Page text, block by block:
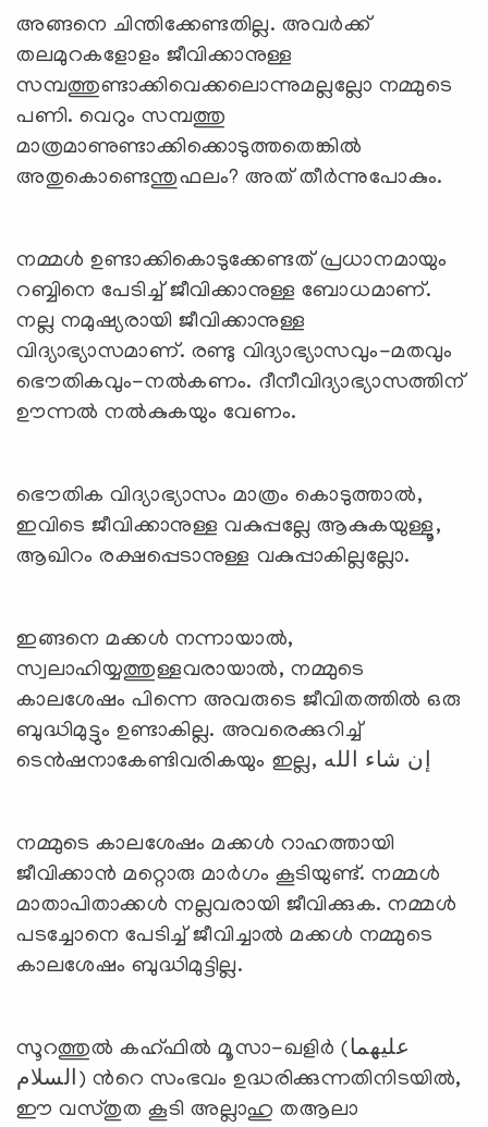
അങ്ങനെ ചിന്തിക്കേണ്ടതില്ല. അവര്‍ക്ക്
തലമുറകളോളം ജീവിക്കാനുള്ള
സമ്പത്തുണ്ടാക്കിവെക്കലൊന്നുമല്ലല്ലോ നമ്മുടെ
പണി. വെറും സമ്പത്തു
മാത്രമാണുണ്ടാക്കിക്കൊടുത്തതെങ്കില്‍
അതുകൊണ്ടെന്തുഫലം? അത് തീര്‍ന്നുപോകും.
നമ്മള്‍ ഉണ്ടാക്കികൊടുക്കേണ്ടത് പ്രധാനമായും
റബ്ബിനെ പേടിച്ച് ജീവിക്കാനുള്ള ബോധമാണ്.
നല്ല നമുഷ്യരായി ജീവിക്കാനുള്ള
വിദ്യാഭ്യാസമാണ്. രണ്ടു വിദ്യാഭ്യാസവും-മതവും
ഭൌതികവും-നല്‍കണം. ദീനീവിദ്യാഭ്യാസത്തിന്
ഊന്നല്‍ നല്‍കുകയും വേണം.
ഭൌതിക വിദ്യാഭ്യാസം മാത്രം കൊടുത്താല്‍,
ഇവിടെ ജീവിക്കാനുള്ള വകുപ്പല്ലേ ആകുകയുള്ളൂ,
ആഖിറം രക്ഷപ്പെടാനുള്ള വകുപ്പാകില്ലല്ലോ.
ഇങ്ങനെ മക്കള്‍ നന്നായാല്‍,
സ്വലാഹിയ്യത്തുള്ളവരായാല്‍, നമ്മുടെ
കാലശേഷം പിന്നെ അവരുടെ ജീവിതത്തില്‍ ഒരു
ബുദ്ധിമുട്ടും ഉണ്ടാകില്ല. അവരെക്കുറിച്ച്
ടെന്‍ഷനാകേണ്ടിവരികയും ഇല്ല, إن شاء الله
നമ്മുടെ കാലശേഷം മക്കള്‍ റാഹത്തായി
ജീവിക്കാന്‍ മറ്റൊരു മാര്‍ഗം കൂടിയുണ്ട്. നമ്മള്‍
മാതാപിതാക്കള്‍ നല്ലവരായി ജീവിക്കുക. നമ്മള്‍
പടച്ചോനെ പേടിച്ച് ജീവിച്ചാല്‍ മക്കള്‍ നമ്മുടെ
കാലശേഷം ബുദ്ധിമുട്ടില്ല.
സൂറത്തുല്‍ കഹ്ഫില്‍ മൂസാ-ഖളിര്‍ (عليهما
السلام) ന്‍റെ സംഭവം ഉദ്ധരിക്കുന്നതിനിടയില്‍,
ഈ വസ്തുത കൂടി അല്ലാഹു തആലാ